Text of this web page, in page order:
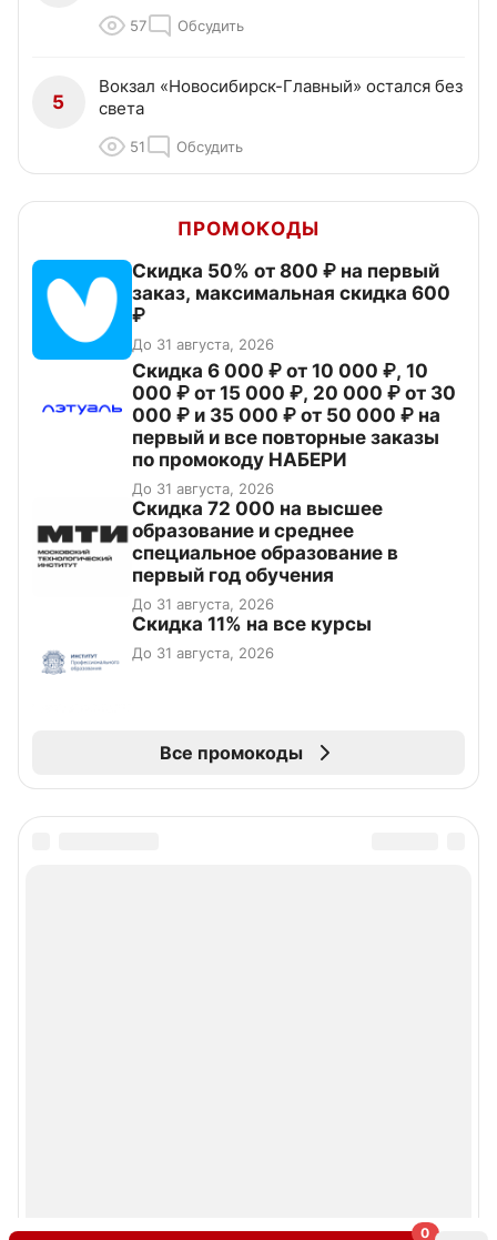
0
57 Обсудить
5
Вокзал «Новосибирск-Главный» остался без
света
51 Обсудить
ПРОМОКОДЫ
Скидка 50% от 800 ₽ на первый
заказ, максимальная скидка 600
₽
До 31 августа, 2026
Скидка 6 000 ₽ от 10 000 ₽, 10
000 ₽ от 15 000 ₽, 20 000 ₽ от 30
000 ₽ и 35 000 ₽ от 50 000 ₽ на
первый и все повторные заказы
по промокоду НАБЕРИ
До 31 августа, 2026
Скидка 72 000 на высшее
образование и среднее
специальное образование в
первый год обучения
До 31 августа, 2026
Скидка 11% на все курсы
До 31 августа, 2026
Все промокоды